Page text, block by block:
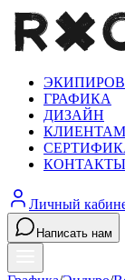
ГРАФИКА
ДИЗАЙН
КЛИЕНТАМ
КОНТАКТЫ
Личный
Написать нам